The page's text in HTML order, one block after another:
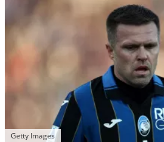
Getty Images